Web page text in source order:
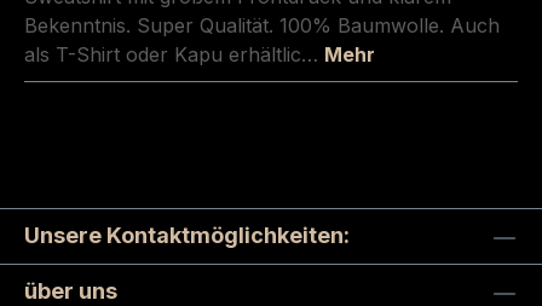
Bekenntnis. Super Qualität. 100% Baumwolle. Auch
als T-Shirt oder Kapu erhältlic… Mehr
Unsere Kontaktmöglichkeiten:
über uns